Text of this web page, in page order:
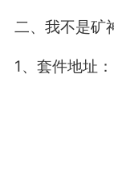
二、我不是矿
1、套件地址